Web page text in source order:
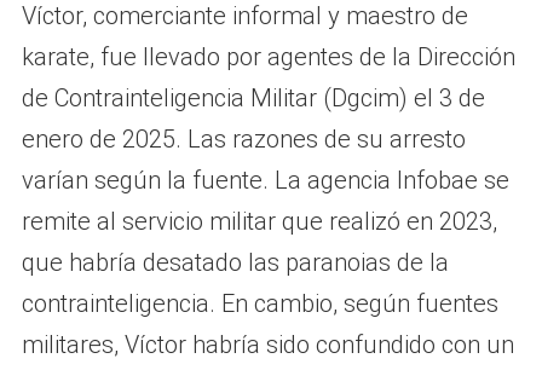
Víctor, comerciante informal y maestro de
karate, fue llevado por agentes de la Dirección
de Contrainteligencia Militar (Dgcim) el 3 de
enero de 2025. Las razones de su arresto
varían según la fuente. La agencia Infobae se
remite al servicio militar que realizó en 2023,
que habría desatado las paranoias de la
contrainteligencia. En cambio, según fuentes
militares, Víctor habría sido confundido con un